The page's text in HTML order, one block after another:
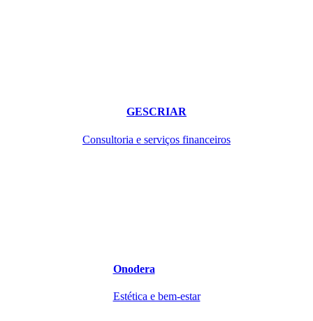
GESCRIAR
Consultoria e serviços financeiros
Onodera
Estética e bem-estar